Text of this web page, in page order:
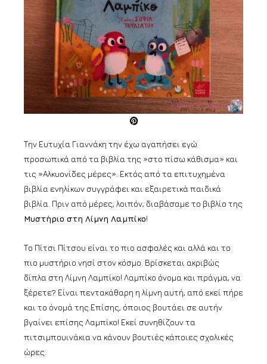
Την Ευτυχία Γιαννάκη την έχω αγαπήσει εγώ
προσωπικά από τα βιβλία της »στο πίσω κάθισμα» και
τις »Αλκυονίδες μέρες». Εκτός από τα επιτυχημένα
βιβλία ενηλίκων συγγράφει και εξαιρετικά παιδικά
βιβλία. Πριν από μέρες, λοιπόν, διαβάσαμε το βιβλίο της
Μυστήριο στη Λίμνη Λαμπίκο!
Το Πίτσι Πίτσου είναι το πιο ασφαλές και αλλά και το
πιο μυστήριο νησί στον κόσμο. Βρίσκεται ακριβώς
δίπλα στη Λίμνη Λαμπίκο! Λαμπίκο όνομα και πράγμα, να
ξέρετε? Είναι πεντακάθαρη η λίμνη αυτή, από εκεί πήρε
και το όνομά της.Επίσης, όποιος βουτάει σε αυτήν
βγαίνει επίσης Λαμπίκο! Εκεί συνηθίζουν τα
πιτσιμπουινάκια να κάνουν βουτιές κάποιες σχολικές
ώρες.